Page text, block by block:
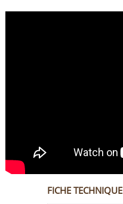
FICHE TECHNIQUE